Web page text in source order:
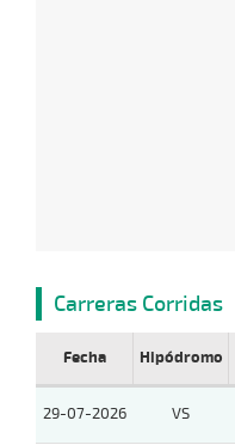
Carreras Corridas
Fecha Hipódromo
29-07-2026 VS